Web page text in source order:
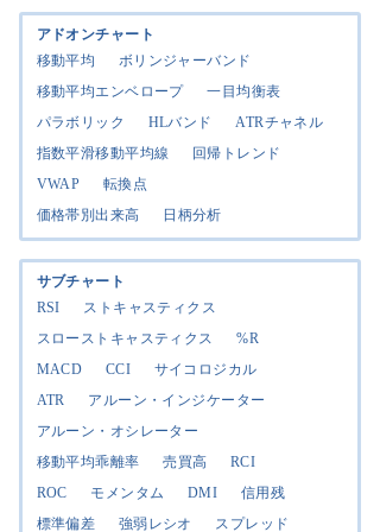
アドオンチャート
移動平均
ボリンジャーバンド
移動平均エンベロープ
一目均衡表
パラボリック
HLバンド
ATRチャネル
指数平滑移動平均線
回帰トレンド
VWAP
転換点
価格帯別出来高
日柄分析
サブチャート
RSI
ストキャスティクス
スローストキャスティクス
%R
MACD
CCI
サイコロジカル
ATR
アルーン・インジケーター
アルーン・オシレーター
移動平均乖離率
売買高
RCI
ROC
モメンタム DMI
信用残
標準偏差
強弱レシオ スプレッド